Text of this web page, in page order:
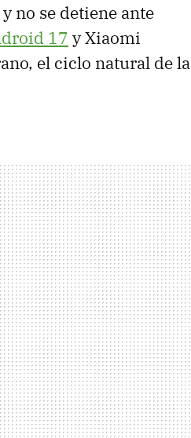
no se detiene ante
17 y Xiaomi
el ciclo natural de la